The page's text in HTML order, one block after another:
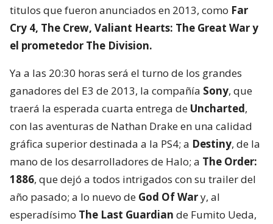
titulos que fueron anunciados en 2013, como Far
Cry 4, The Crew, Valiant Hearts: The Great War y
el prometedor The Division.
Ya a las 20:30 horas será el turno de los grandes
ganadores del E3 de 2013, la compañía Sony, que
traerá la esperada cuarta entrega de Uncharted,
con las aventuras de Nathan Drake en una calidad
gráfica superior destinada a la PS4; a Destiny, de la
mano de los desarrolladores de Halo; a The Order:
1886, que dejó a todos intrigados con su trailer del
año pasado; a lo nuevo de God Of Wary, al
esperadísimo The Last Guardian de Fumito Ueda,